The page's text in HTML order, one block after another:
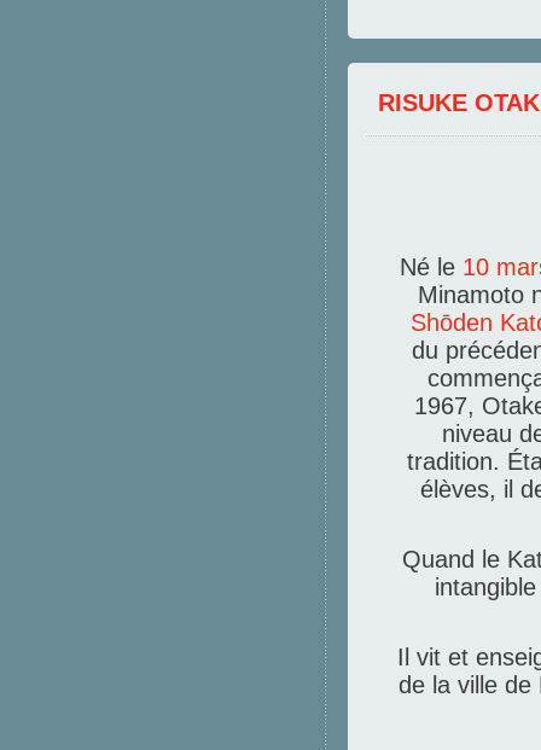
RISUKE
Né le 10
Minamoto
Shōden
du
1967,
niveau
tradition.
élèves, il
Quand le
Il vit et
de la ville de